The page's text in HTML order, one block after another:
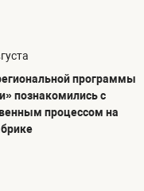
программы
познакомились с
процессом на